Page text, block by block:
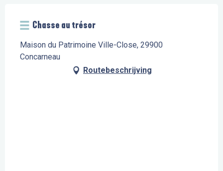
Chasse au trésor
Maison du Patrimoine Ville-Close, 29900
Concarneau
Routebeschrijving